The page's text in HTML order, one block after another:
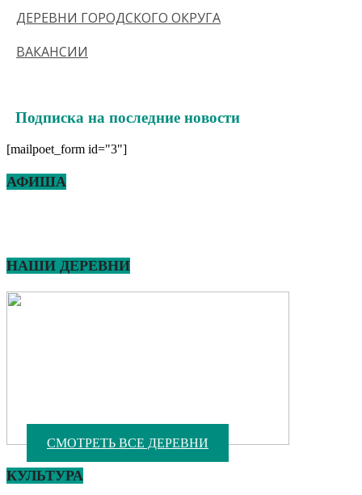
ДЕРЕВНИ ГОРОДСКОГО ОКРУГА
ВАКАНСИИ
Подписка на последние новости
[mailpoet_form id="3"]
АФИША
НАШИ ДЕРЕВНИ
СМОТРЕТЬ ВСЕ ДЕРЕВНИ
КУЛЬТУРА